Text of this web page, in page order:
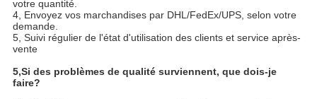
votre quantité.
4, Envoyez vos marchandises par DHL/FedEx/UPS, selon votre
demande.
5, Suivi régulier de l'état d'utilisation des clients et service après-
vente
5,Si des problèmes de qualité surviennent, que dois-je
faire?